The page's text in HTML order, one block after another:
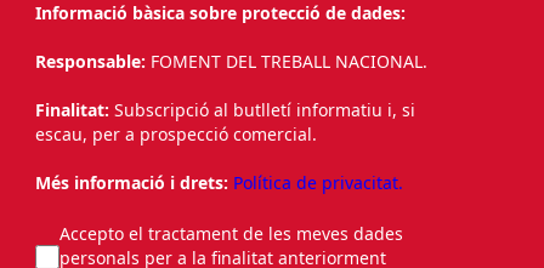
Informació bàsica sobre protecció de dades:
Responsable: FOMENT DEL TREBALL NACIONAL.
Finalitat: Subscripció al butlletí informatiu i, si
escau, per a prospecció comercial.
Més informació i drets: Política de privacitat.
Accepto el tractament de les meves dades
personals per a la finalitat anteriorment